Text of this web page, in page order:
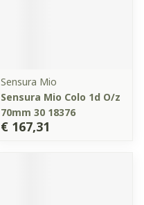
Sensura Mio
Sensura Mio Colo 1d O/z
70mm 30 18376
€ 167,31